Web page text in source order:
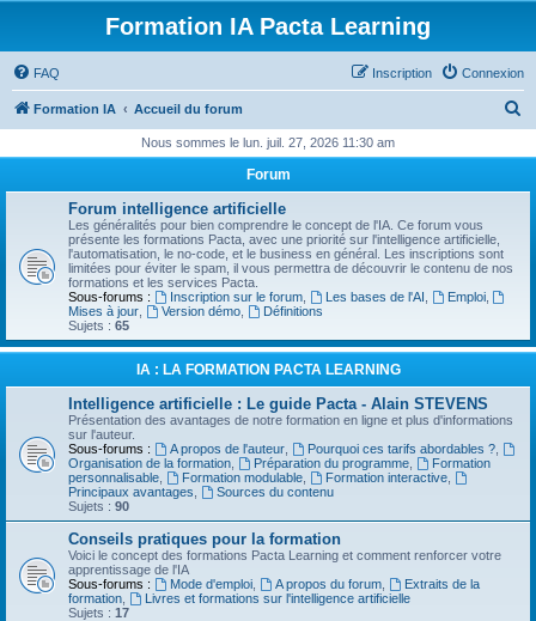
Formation IA Pacta Learning
FAQ Connexion
Inscription
Formation IA Accueil du forum
h
e
Nous sommes le lun. juil. 27, 2026 11:30 am
Forum
Forum intelligence artificielle
Les généralités pour bien comprendre le concept de l'IA. Ce forum vous
présente les formations Pacta, avec une priorité sur l'intelligence artificielle,
l'automatisation, le no-code, et le business en général. Les inscriptions sont
limitées pour éviter le spam, il vous permettra de découvrir le contenu de nos
formations et les services Pacta.
Sous-forums :
Inscription sur le forum, Les bases de l'AI Emploi,
Mises à jour
Version démo,
Définitions
Sujets : 65
IA : LA FORMATION PACTA LEARNING
Intelligence artificielle : Le guide Pacta - Alain STEVENS
Présentation des avantages de notre formation en ligne et plus d'informations
sur l'auteur.
Sous-forums :
A propos de l'auteur, Pourquoi ces tarifs abordables ?,
Organisation de la formation
Préparation du programme,
Formation
personnalisable
Formation modulable, Formation interactive,
Principaux avantages
Sources du contenu
Sujets : 90
Conseils pratiques pour la formation
Voici le concept des formations Pacta Learning et comment renforcer votre
apprentissage de l'IA
Sous-forums :
Mode d'emploi, A propos du forum,
Extraits de la
formation
Livres et formations sur l'intelligence artificielle
Sujets : 17